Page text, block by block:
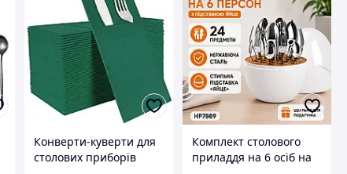
Конверти-куверти для
столових приборів
Комплект столового
приладдя на 6 осіб на